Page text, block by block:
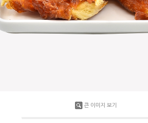
큰 이미지 보기